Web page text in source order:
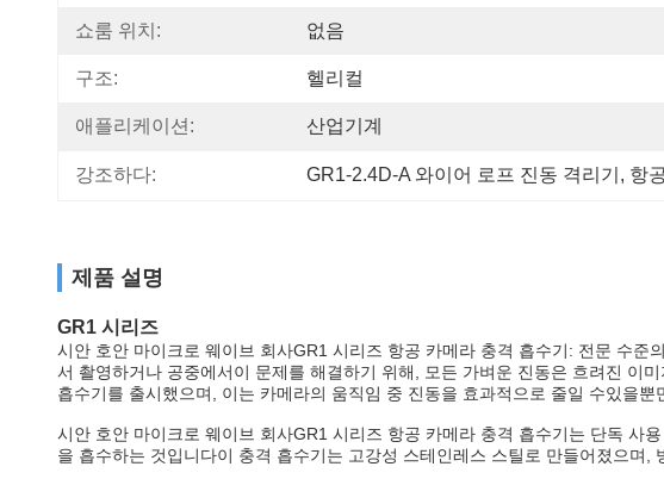
쇼룸 위치: 없음
구조: 헬리컬
애플리케이션: 산업기계
강조하다: GR1-2.4D-A 와이어 로프 진동 격리기 , 항
제품 설명
GR1 시리즈
시안 호안 마이크로 웨이브 회사GR1 시리즈 항공 카메라 충격 흡수기: 전문 수준
서 촬영하거나 공중에서이 문제를 해결하기 위해, 모든 가벼운 진동은 흐려진 이
흡수기를 출시했으며, 이는 카메라의 움직임 중 진동을 효과적으로 줄일 수있을
시안 호안 마이크로 웨이브 회사GR1 시리즈 항공 카메라 충격 흡수기는 단독 사
을 흡수하는 것입니다이 충격 흡수기는 고강성 스테인레스 스틸로 만들어졌으며